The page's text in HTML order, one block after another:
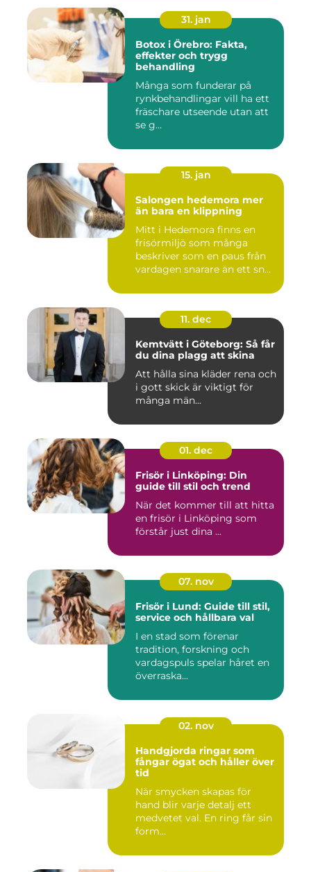
31. jan
Botox i Örebro: Fakta,
effekter och trygg
behandling
Många som funderar på
rynkbehandlingar vill ha ett
fräschare utseende utan att
se g...
15. jan
Salongen hedemora mer
än bara en klippning
Mitt i Hedemora finns en
frisörmiljö som många
beskriver som en paus från
vardagen snarare än ett sn...
11. dec
Kemtvätt i Göteborg: Så får
du dina plagg att skina
Att hålla sina kläder rena och
i gott skick är viktigt för
många män...
01. dec
Frisör i Linköping: Din
guide till stil och trend
När det kommer till att hitta
en frisör i Linköping som
förstår just dina ...
07. nov
Frisör i Lund: Guide till stil,
service och hållbara val
I en stad som förenar
tradition, forskning och
vardagspuls spelar håret en
överraska...
02. nov
Handgjorda ringar som
fångar ögat och håller över
tid
När smycken skapas för
hand blir varje detalj ett
medvetet val. En ring får sin
form...